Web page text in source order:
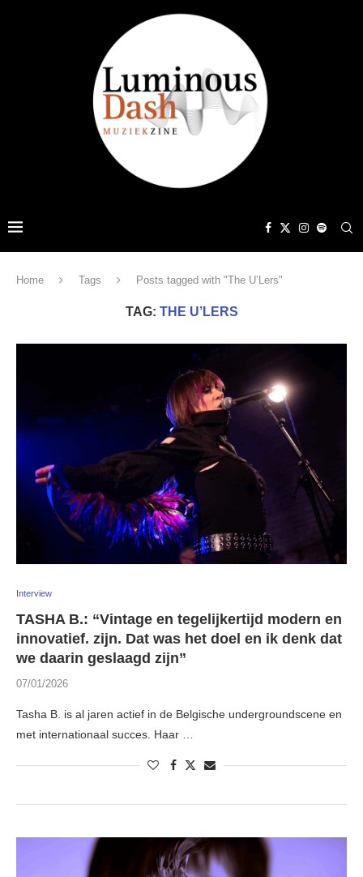
Home Tags Posts tagged with "The U’Lers"
TAG: THE U’LERS
Interview
TASHA B.: “Vintage en tegelijkertijd modern en
innovatief. zijn. Dat was het doel en ik denk dat
we daarin geslaagd zijn”
07/01/2026
Tasha B. is al jaren actief in de Belgische undergroundscene en
met internationaal succes. Haar …